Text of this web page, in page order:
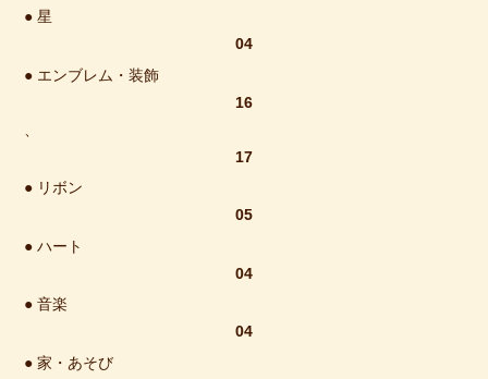
● 星
04
● エンブレム・装飾
16
17
● リボン
05
● ハート
04
● 音楽
04
● 家・あそび